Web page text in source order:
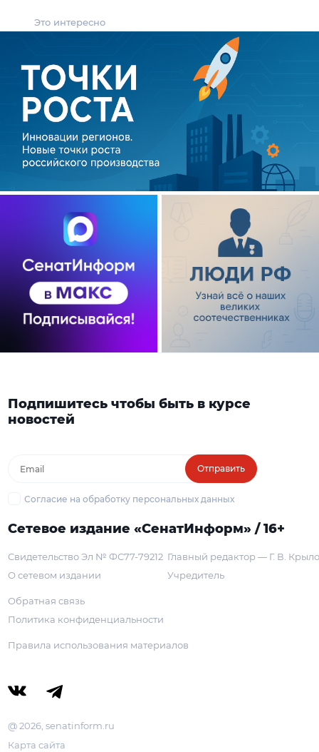
Это интересно
Подпишитесь чтобы быть в курсе
новостей
Отправить
Согласие на обработку персональных данных
Сетевое издание «СенатИнформ» / 16+
Свидетельство Эл № ФС77-79212
О сетевом издании
Главный редактор — Г. В.
Учредитель
Обратная связь
Политика конфиденциальности
Правила использования материалов
@ 2026, senatinform.ru
Карта сайта